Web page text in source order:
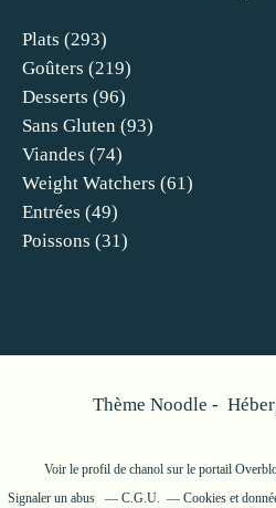
Plats (293)
Goûters (219)
Desserts (96)
Sans Gluten (93)
Viandes (74)
Weight Watchers (61)
Entrées (49)
Poissons (31)
Thème Noodle -
Voir le profil de chanol sur le portail
Signaler un abus
C.G.U. Cookies et